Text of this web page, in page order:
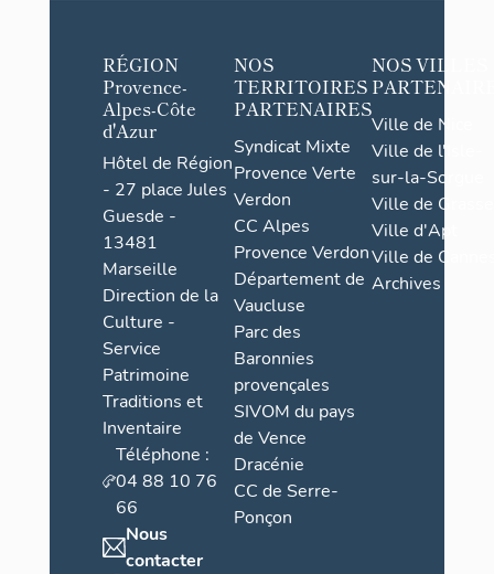
RÉGION
Provence-
Alpes-Côte
d'Azur
Hôtel de Région
- 27 place Jules
Guesde -
13481
Marseille
Direction de la
Culture -
Service
Patrimoine
Traditions et
Inventaire
Téléphone :
04 88 10 76
66
Nous
contacter
NOS
TERRITOIRES
PARTENAIRES
Syndicat Mixte
Provence Verte
Verdon
CC Alpes
Provence Verdon
Département de
Vaucluse
Parc des
Baronnies
provençales
SIVOM du pays
de Vence
Dracénie
CC de Serre-
Ponçon
NOS VILLES
Ville de Nice
Ville de l'Isle-
sur-la-Sorgue
Ville de Grasse
Ville d'Apt
Ville de
Archives